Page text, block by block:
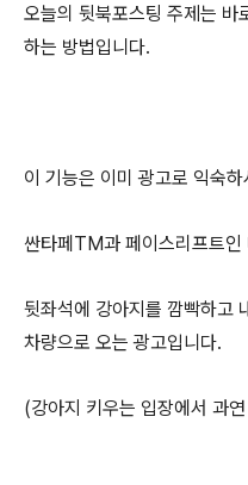
오늘의 뒷북포스팅 주제는 바
하는 방법입니다.
이 기능은 이미 광고로 익숙
싼타페TM과 페이스리프트
뒷좌석에 강아지를 깜빡하고
차량으로 오는 광고입니다.
(강아지 키우는 입장에서 과